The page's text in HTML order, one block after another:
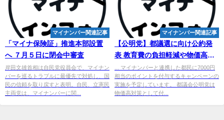
マイナンバー関連記事
「マイナ保険証」推進本部設置
へ ７月５日に閉会中審査
岸田文雄首相は自民党役員会で、マイナン
バーを巡るトラブルに最優先で対処し、国
民の信頼を取り戻すと表明。自民、立憲民
主両党は、マイナンバーに関...
マイナンバー関連記事
【公明党】都議選に向け公約発
表 教育費の負担軽減や物価高対
策を盛り込む 来月22日投開票
... マイナンバーと連携した都民に7000円
相当のポイントを付与するキャンペーンの
実施を予定しています。 都議会公明党は
物価高対策として付...